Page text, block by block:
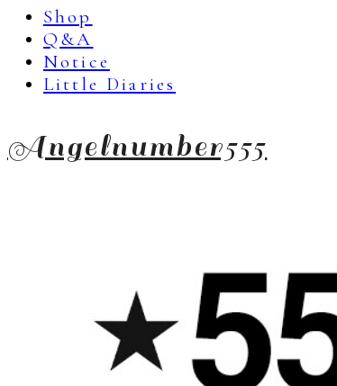
Shop
Q&A
Notice
Little Diaries
Angelnumber555